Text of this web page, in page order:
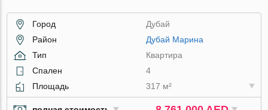
Город
Дубай
Район
Дубай Марина
Тип
Квартира
Спален
4
Площадь
317 м²